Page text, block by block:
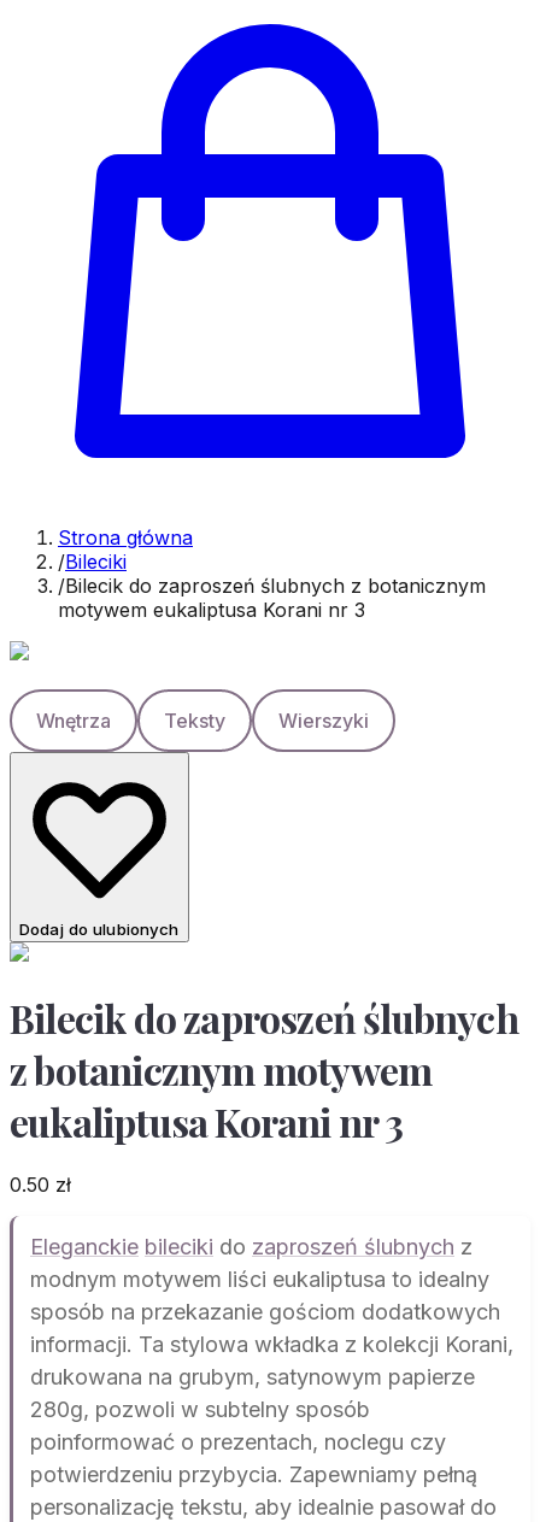
Strona główna
/Bileciki
/Bilecik do zaproszeń ślubnych z botanicznym
motywem eukaliptusa Korani nr 3
Wnętrza Teksty Wierszyki
Dodaj do ulubionych
Bilecik do zaproszeń ślubnych
z botanicznym motywem
eukaliptusa Korani nr 3
0.50 zł
Eleganckie bileciki do zaproszeń ślubnych z
modnym motywem liści eukaliptusa to idealny
sposób na przekazanie gościom dodatkowych
informacji. Ta stylowa wkładka z kolekcji Korani,
drukowana na grubym, satynowym papierze
280g, pozwoli w subtelny sposób
poinformować o prezentach, noclegu czy
potwierdzeniu przybycia. Zapewniamy pełną
personalizację tekstu, aby idealnie pasował do